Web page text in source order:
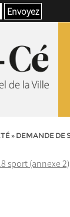
Envoyez
» DEMANDE DE
sport (annexe 2)